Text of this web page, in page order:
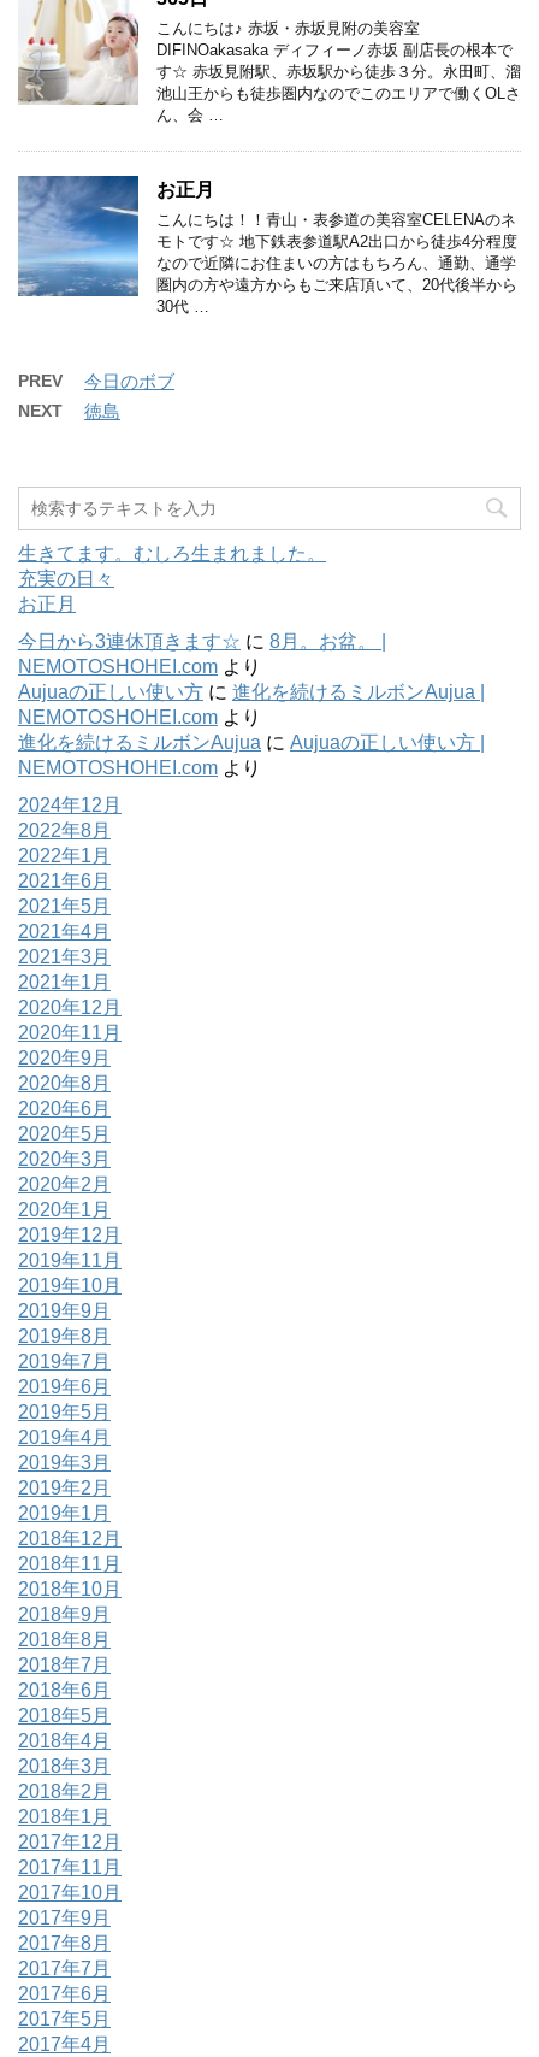
こんにちは♪ 赤坂・赤坂見附の美容室
DIFINOakasaka ディフィーノ赤坂 副店長の根本で
す☆ 赤坂見附駅、赤坂駅から徒歩３分。永田町、溜
池山王からも徒歩圏内なのでこのエリアで働くOLさ
ん、会 …
お正月
こんにちは！！青山・表参道の美容室CELENAのネ
モトです☆ 地下鉄表参道駅A2出口から徒歩4分程度
なので近隣にお住まいの方はもちろん、通勤、通学
圏内の方や遠方からもご来店頂いて、20代後半から
30代 …
PREV 今日のボブ
NEXT 徳島
生きてます。むしろ生まれました。
充実の日々
お正月
今日から3連休頂きます☆ に 8月。お盆。 |
NEMOTOSHOHEI.com より
Aujuaの正しい使い方 に 進化を続けるミルボンAujua |
NEMOTOSHOHEI.com より
進化を続けるミルボンAujua に Aujuaの正しい使い方 |
NEMOTOSHOHEI.com より
2024年12月
2022年8月
2022年1月
2021年6月
2021年5月
2021年4月
2021年3月
2021年1月
2020年12月
2020年11月
2020年9月
2020年8月
2020年6月
2020年5月
2020年3月
2020年2月
2020年1月
2019年12月
2019年11月
2019年10月
2019年9月
2019年8月
2019年7月
2019年6月
2019年5月
2019年4月
2019年3月
2019年2月
2019年1月
2018年12月
2018年11月
2018年10月
2018年9月
2018年8月
2018年7月
2018年6月
2018年5月
2018年4月
2018年3月
2018年2月
2018年1月
2017年12月
2017年11月
2017年10月
2017年9月
2017年8月
2017年7月
2017年6月
2017年5月
2017年4月